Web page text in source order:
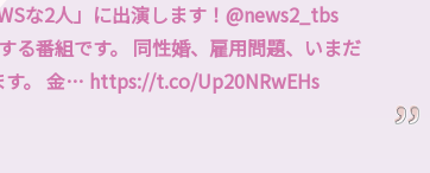
な2人」に出演します！@news2_tbs
る番組です。 同性婚、雇用問題、いまだ
す。 金… https://t.co/Up20NRwEHs